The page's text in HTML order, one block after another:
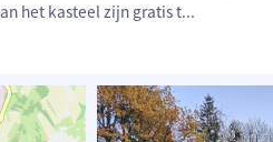
het kasteel zijn gratis t...